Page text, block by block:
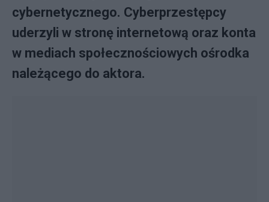
cybernetycznego. Cyberprzestępcy
uderzyli w stronę internetową oraz konta
w mediach społecznościowych ośrodka
należącego do aktora.